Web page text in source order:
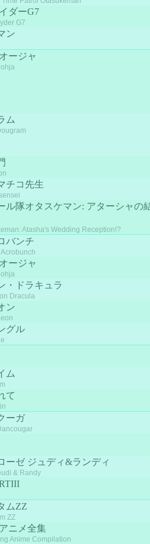
ダーG7
G7
ン
ージャ
ム
チコ先生
ル隊オタスケマン: アターシャの
Atasha's Wedding Reception!?
バンチ
ージャ
・ドラキュラ
Dracula
ン
グル
ム
て
ーガ
ーゼ ジュディ&ランディ
& Randy
ムZZ
ZZ
ニメ全集
Anime Compilation